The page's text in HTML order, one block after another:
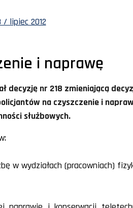
/ lipiec 2012
i naprawę
decyzję nr 218 zmieniającą
na czyszczenie i
służbowych.
w wydziałach (pracowniach)